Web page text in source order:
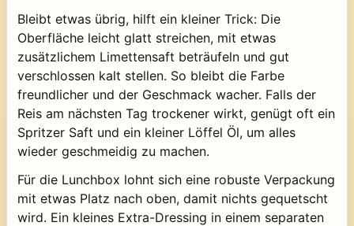
Bleibt etwas übrig, hilft ein kleiner Trick: Die
Oberfläche leicht glatt streichen, mit etwas
zusätzlichem Limettensaft beträufeln und gut
verschlossen kalt stellen. So bleibt die Farbe
freundlicher und der Geschmack wacher. Falls der
Reis am nächsten Tag trockener wirkt, genügt oft ein
Spritzer Saft und ein kleiner Löffel Öl, um alles
wieder geschmeidig zu machen.
Für die Lunchbox lohnt sich eine robuste Verpackung
mit etwas Platz nach oben, damit nichts gequetscht
wird. Ein kleines Extra-Dressing in einem separaten